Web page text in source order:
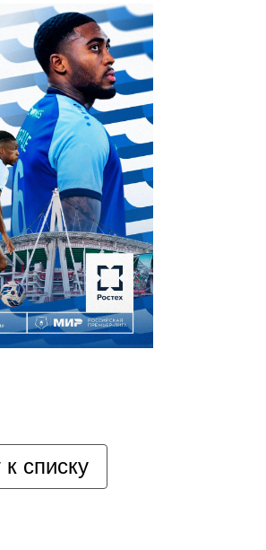
списку